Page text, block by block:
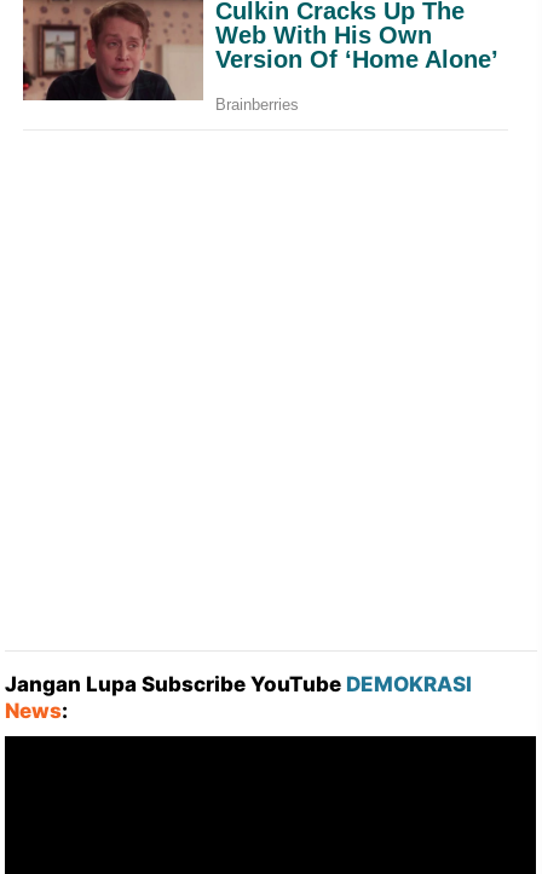
Jangan Lupa Subscribe YouTube DEMOKRASI
News: